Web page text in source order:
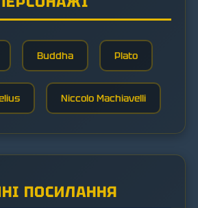
Buddha Plato
Niccolo Machiavelli
ПОСИЛАННЯ